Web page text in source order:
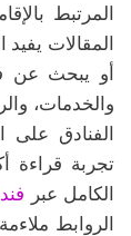
المرتبط
المقالات يفيد
أو يبحث عن
والخدمات،
الفنادق على
تجربة قراءة
الكامل عبر
الروابط